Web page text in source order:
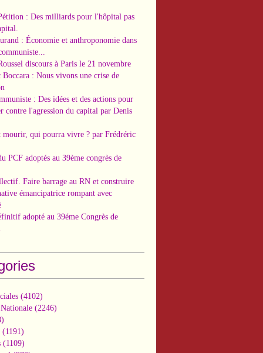
: Des milliards pour l'hôpital pas
: Économie et anthroponomie dans
discours à Paris le 21 novembre
: Nous vivons une crise de
: Des idées et des actions pour
contre l'agression du capital par Denis
qui pourra vivre ? par Frédréric
PCF adoptés au 39ème congrès de
Faire barrage au RN et construire
émancipatrice rompant avec
adopté au 39éme Congrès de
(4102)
(2246)
(1191)
(1109)